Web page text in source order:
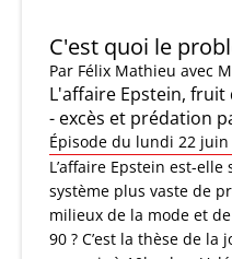
C'est quoi le
Par Félix Mathieu avec
L'affaire Epstein,
- excès et prédation
Épisode du lundi 22 juin
L’affaire Epstein est-
système plus vaste de
milieux de la mode et
90 ? C’est la thèse de